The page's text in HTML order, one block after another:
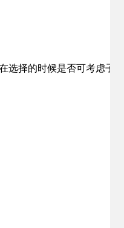
选择的时候是否可考虑子